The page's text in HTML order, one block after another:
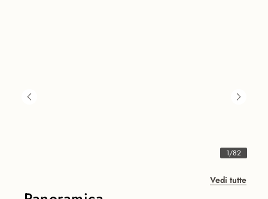
1/82
Vedi tutte